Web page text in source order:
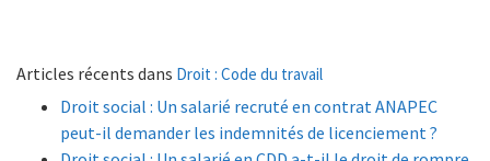
Articles récents dans Droit : Code du travail
Droit social : Un salarié recruté en contrat ANAPEC
peut-il demander les indemnités de licenciement ?